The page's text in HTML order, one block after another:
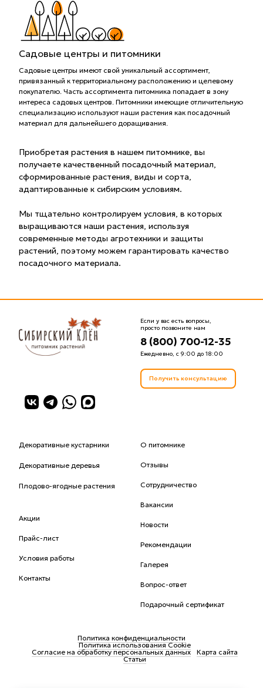
Садовые центры и питомники
Садовые центры имеют свой уникальный ассортимент,
привязанный к территориальному расположению и целевому
покупателю. Часть ассортимента питомника попадает в зону
интереса садовых центров. Питомники имеющие отличительную
специализацию используют наши растения как посадочный
материал для дальнейшего доращивания.
Приобретая растения в нашем питомнике, вы
получаете качественный посадочный материал,
сформированные растения, виды и сорта,
адаптированные к сибирским условиям.
Мы тщательно контролируем условия, в которых
выращиваются наши растения, используя
современные методы агротехники и защиты
растений, поэтому можем гарантировать качество
посадочного материала.
Если у вас есть вопросы,
просто позвоните нам
8 (800) 700-12-35
Ежедневно, с 9:00 до 18:00
Получить консультацию
Декоративные кустарники
Декоративные деревья
Плодово-ягодные растения
Акции
Прайс-лист
Условия работы
Контакты
О питомнике
Отзывы
Сотрудничество
Вакансии
Новости
Рекомендации
Галерея
Вопрос-ответ
Подарочный сертификат
Политика конфиденциальности
Политика использования Cookie
Согласие на обработку персональных данных
Карта сайта
Статьи